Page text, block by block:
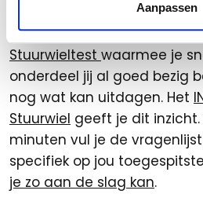
Aanpassen
Wil je je meer verdiepen in
werkgeverschap? Start
Stuurwieltest waarmee je
onderdeel jij al goed bezig
nog wat kan uitdagen. Het
Stuurwiel geeft je dit inzicht.
minuten vul je de
specifiek op jou
je zo aan de slag kan.